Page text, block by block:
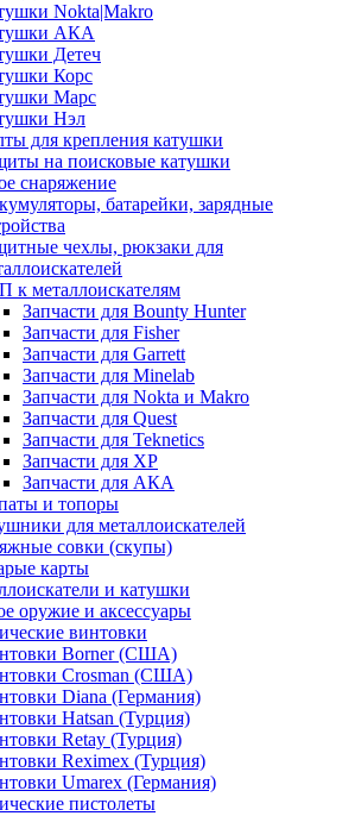
Nokta|Makro
АКА
Детеч
Корс
Марс
Нэл
для крепления катушки
на поисковые катушки
снаряжение
батарейки, зарядные
чехлы, рюкзаки для
к металлоискателям
Запчасти для Bounty Hunter
Запчасти для Fisher
Запчасти для Garrett
Запчасти для Minelab
Запчасти для Nokta и Makro
Запчасти для Quest
Запчасти для Teknetics
Запчасти для XP
Запчасти для АКА
и топоры
для металлоискателей
совки (скупы)
карты
и катушки
оружие и аксессуары
винтовки
Borner (США)
Crosman (США)
Diana (Германия)
Hatsan (Турция)
Retay (Турция)
Reximex (Турция)
Umarex (Германия)
пистолеты